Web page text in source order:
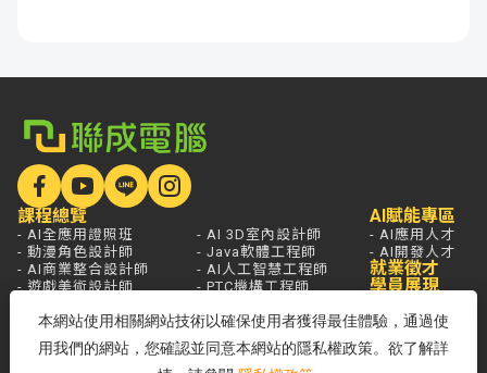
課程總覽
- AI全應用證照班
- 動漫角色設計師
- AI商業整合設計師
- 遊戲美術設計師
- AI遊戲程式設計師
- AI Agent應用開發工程師
- AI 3D室內設計師
- Java軟體工程師
- AI人工智慧工程師
- PTC機構工程師
- 資訊安全工程師
AI賦能專區
- AI應用人才
- AI開發人才
就業徵才
學員展現
學員服務
熱門新聞 開課查詢
本網站使用相關網站技術以確保使用者獲得最佳體驗，通過使
用我們的網站，您確認並同意本網站的隱私權政策。欲了解詳